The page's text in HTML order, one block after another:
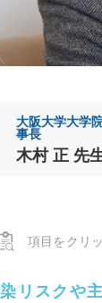
大阪大学大学
事長
木村 正 先
項目をクリ
リスクや